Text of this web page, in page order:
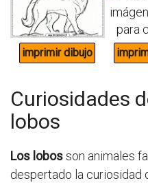
Curiosidades
lobos
Los lobosson animales
despertado la curiosidad